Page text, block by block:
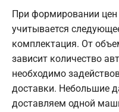
При формировании
учитывается
комплектация. От
зависит количество
необходимо
доставки. Небольшие
доставляем одной